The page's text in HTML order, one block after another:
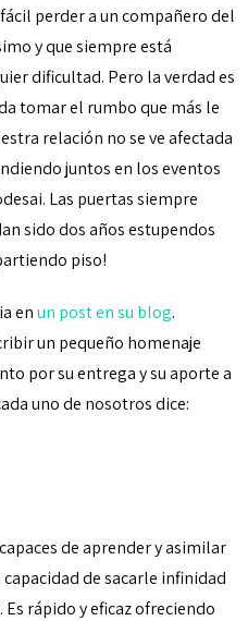
perder a un compañero del
y que siempre está
dificultad. Pero la verdad es
tomar el rumbo que más le
relación no se ve afectada
juntos en los eventos
Las puertas siempre
sido dos años estupendos
piso!
enun post en su blog.
un pequeño homenaje
por su entrega y su aporte a
uno de nosotros dice:
de aprender y asimilar
de sacarle infinidad
rápido y eficaz ofreciendo